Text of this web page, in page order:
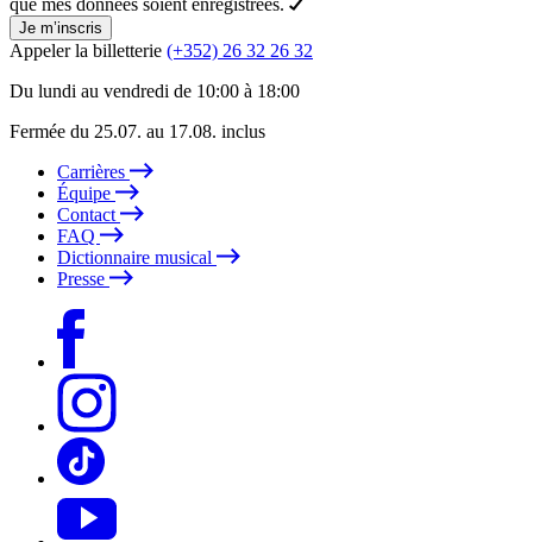
que mes données soient enregistrées.
Je m’inscris
Appeler la billetterie (+352) 26 32 26 32
Du lundi au vendredi de 10:00 à 18:00
Fermée du 25.07. au 17.08. inclus
Carrières
Équipe
Contact
FAQ
Dictionnaire musical
Presse